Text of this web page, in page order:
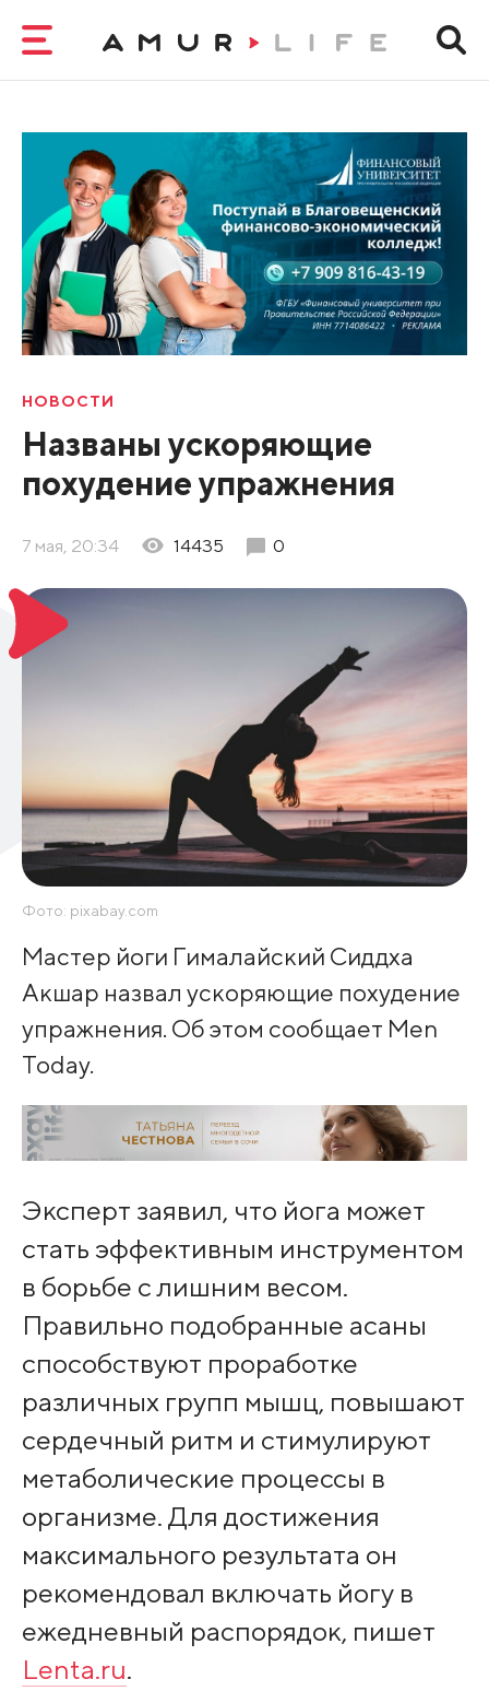
НОВОСТИ
Названы ускоряющие
похудение упражнения
7 мая, 20:34 14435 0
Фото: pixabay.com
Мастер йоги Гималайский Сиддха
Акшар назвал ускоряющие похудение
упражнения. Об этом сообщает Men
Today.
Эксперт заявил, что йога может
стать эффективным инструментом
в борьбе с лишним весом.
Правильно подобранные асаны
способствуют проработке
различных групп мышц, повышают
сердечный ритм и стимулируют
метаболические процессы в
организме. Для достижения
максимального результата он
рекомендовал включать йогу в
ежедневный распорядок, пишет
Lenta.ru.